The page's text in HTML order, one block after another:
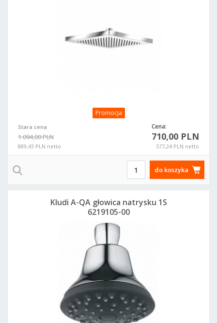
Promocja
Stara cena
1 094,00 PLN
889,43 PLN netto
Cena:
710,00 PLN
577,24 PLN netto
do koszyka
Kludi A-QA głowica natrysku 1S
6219105-00